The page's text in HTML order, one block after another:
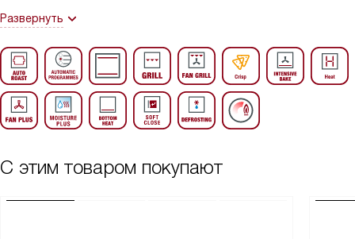
Развернуть
С этим товаром покупают